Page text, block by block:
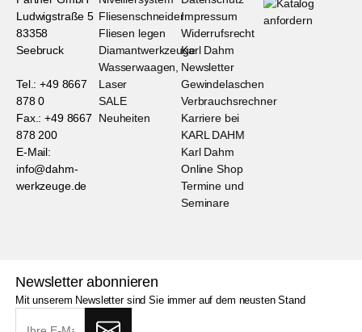
Ludwigstraße 5
83358
Seebruck
Tel.: +49 8667
878 0
Fax.: +49 8667
878 200
E-Mail:
info@dahm-
werkzeuge.de
Fliesenschneider
Fliesen legen
Diamantwerkzeuge
Wasserwaagen,
Laser
SALE
Neuheiten
Impressum
Widerrufsrecht
Karl Dahm
Newsletter
Gewindelaschen
Verbrauchsrechner
Karriere bei
KARL DAHM
Karl Dahm
Online Shop
Termine und
Seminare
Newsletter abonnieren
Mit unserem Newsletter sind Sie immer auf dem neusten Stand